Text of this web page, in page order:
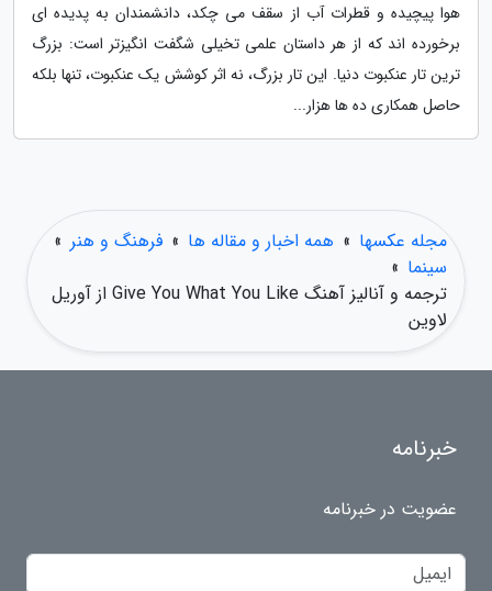
هوا پیچیده و قطرات آب از سقف می چکد، دانشمندان به پدیده ای
برخورده اند که از هر داستان علمی تخیلی شگفت انگیزتر است: بزرگ
ترین تار عنکبوت دنیا. این تار بزرگ، نه اثر کوشش یک عنکبوت، تنها بلکه
حاصل همکاری ده ها هزار...
مجله عکسها » همه اخبار و مقاله ها » فرهنگ و هنر »
سینما »
ترجمه و آنالیز آهنگ Give You What You Like از آوریل
لاوین
خبرنامه
عضویت در خبرنامه